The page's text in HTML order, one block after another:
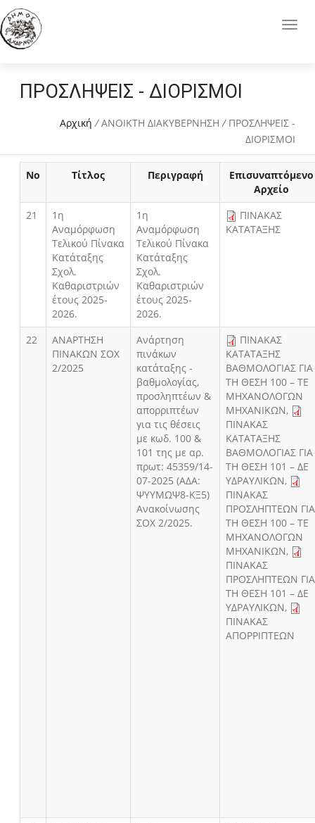
ΠΡΟΣΛΗΨΕΙΣ - ΔΙΟΡΙΣΜΟΙ
Αρχική /ΑΝΟΙΚΤΗ ΔΙΑΚΥΒΕΡΝΗΣΗ / ΠΡΟΣΛΗΨΕΙΣ -
ΔΙΟΡΙΣΜΟΙ
Νο Τίτλος Περιγραφή
Επισυναπτόμενο
Αρχείο
21
1η
Αναμόρφωση
Τελικού Πίνακα
Κατάταξης
Σχολ.
Καθαριστριών
έτους 2025-
2026.
1η
Αναμόρφωση
Τελικού Πίνακα
Κατάταξης
Σχολ.
Καθαριστριών
έτους 2025-
2026.
ΠΙΝΑΚΑΣ
ΚΑΤΑΤΑΞΗΣ
22
ΑΝΑΡΤΗΣΗ
ΠΙΝΑΚΩΝ ΣΟΧ
2/2025
Ανάρτηση
πινάκων
κατάταξης -
βαθμολογίας,
προσληπτέων &
απορριπτέων
για τις θέσεις
με κωδ. 100 &
101 της με αρ.
πρωτ: 45359/14-
07-2025 (ΑΔΑ:
ΨΥΥΜΩΨ8-ΚΞ5)
Ανακοίνωσης
ΣΟΧ 2/2025.
ΠΙΝΑΚΑΣ
ΚΑΤΑΤΑΞΗΣ
ΒΑΘΜΟΛΟΓΙΑΣ ΓΙΑ
ΤΗ ΘΕΣΗ 100 – ΤΕ
ΜΗΧΑΝΟΛΟΓΩΝ
ΜΗΧΑΝΙΚΩΝ,
ΠΙΝΑΚΑΣ
ΚΑΤΑΤΑΞΗΣ
ΒΑΘΜΟΛΟΓΙΑΣ ΓΙΑ
ΤΗ ΘΕΣΗ 101 – ΔΕ
ΥΔΡΑΥΛΙΚΩΝ,
ΠΙΝΑΚΑΣ
ΠΡΟΣΛΗΠΤΕΩΝ ΓΙΑ
ΤΗ ΘΕΣΗ 100 – ΤΕ
ΜΗΧΑΝΟΛΟΓΩΝ
ΜΗΧΑΝΙΚΩΝ,
ΠΙΝΑΚΑΣ
ΠΡΟΣΛΗΠΤΕΩΝ ΓΙΑ
ΤΗ ΘΕΣΗ 101 – ΔΕ
ΥΔΡΑΥΛΙΚΩΝ,
ΠΙΝΑΚΑΣ
ΑΠΟΡΡΙΠΤΕΩΝ